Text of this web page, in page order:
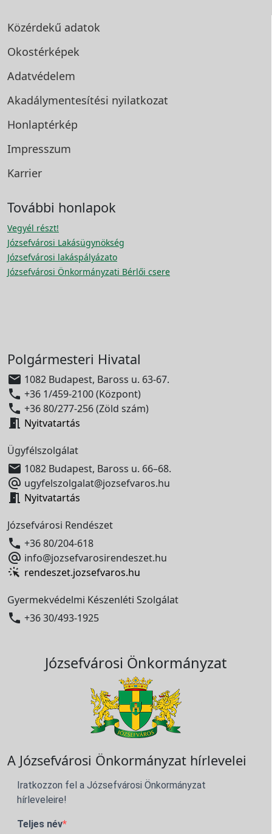
Közérdekű adatok
Okostérképek
Adatvédelem
Akadálymentesítési nyilatkozat
Honlaptérkép
Impresszum
Karrier
További honlapok
Vegyél részt!
Józsefvárosi Lakásügynökség
Józsefvárosi lakáspályázato
Józsefvárosi Önkormányzati Bérlői csere
Polgármesteri Hivatal
 1082 Budapest, Baross u. 63-67.
 +36 1/459-2100 (Központ)
 +36 80/277-256 (Zöld szám)
 Nyitvatartás
Ügyfélszolgálat
 1082 Budapest, Baross u. 66–68.
 ugyfelszolgalat@jozsefvaros.hu
 Nyitvatartás
Józsefvárosi Rendészet
 +36 80/204-618
 info@jozsefvarosirendeszet.hu
rendeszet.jozsefvaros.hu
Gyermekvédelmi Készenléti Szolgálat
 +36 30/493-1925
Józsefvárosi Önkormányzat
A Józsefvárosi Önkormányzat hírlevelei
Iratkozzon fel a Józsefvárosi Önkormányzat
hírleveleire!
Teljes név